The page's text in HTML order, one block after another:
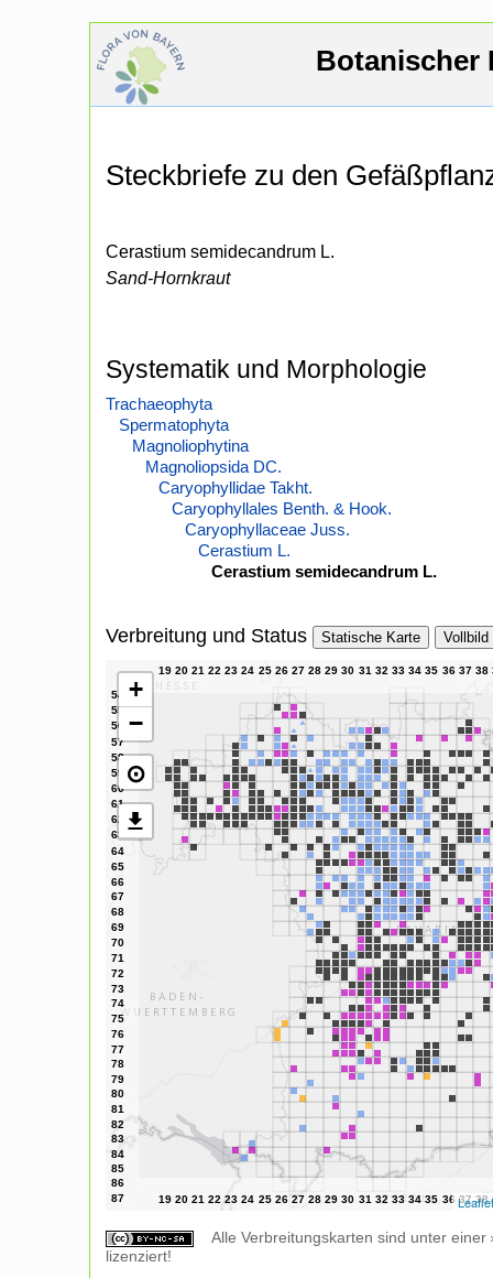
Botanischer
Steckbriefe zu den
Cerastium semidecandrum L.
Sand-Hornkraut
Systematik und Morphologie
Trachaeophyta
Spermatophyta
Magnoliophytina
Magnoliopsida DC.
Caryophyllidae Takht.
Caryophyllales Benth. & Hook.
Caryophyllaceae Juss.
Cerastium L.
Cerastium semidecandrum L.
Verbreitung und Status Statische Karte Vollbild
+
−
⊙
Leaflet
Alle Verbreitungskarten sind unter einer
lizenziert!